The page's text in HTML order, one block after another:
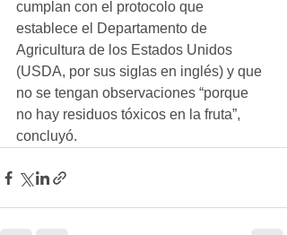
cumplan con el protocolo que
establece el Departamento de
Agricultura de los Estados Unidos
(USDA, por sus siglas en inglés) y que
no se tengan observaciones “porque
no hay residuos tóxicos en la fruta”,
concluyó.